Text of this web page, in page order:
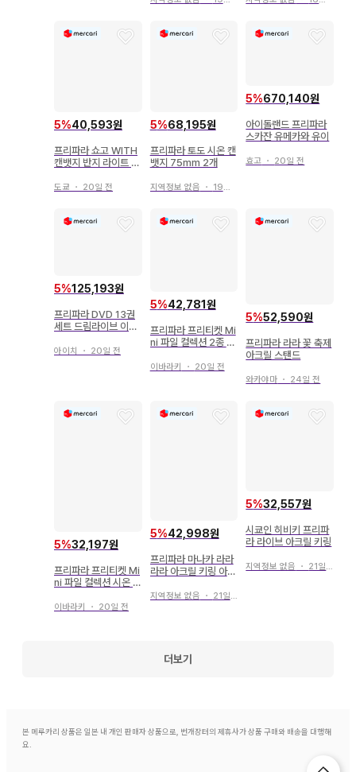
5%40,593원
프리파라 쇼고 WITH
캔뱃지 반지 라이트 엽
도쿄 ・ 20일 전
5%68,195원
프리파라 토도 시온 캔
뱃지 75mm 2개
지역정보 없음 ・ 19일 전
5%670,140원
아이돌랜드 프리파라
스카잔 유메카와 유이
효고 ・ 20일 전
5%125,193원
프리파라 DVD 13권
세트 드림라이브 이벤
아이치 ・ 20일 전
5%42,781원
프리파라 프리티켓 Mi
ni 파일 컬렉션 2종 세
이바라키 ・ 20일 전
5%52,590원
프리파라 라라 꽃 축제
아크릴 스탠드
와카야마 ・ 24일 전
5%32,197원
프리파라 프리티켓 Mi
ni 파일 컬렉션 시온 차
이바라키 ・ 20일 전
5%42,998원
프리파라 마나카 라라
라라 아크릴 키링 아크
지역정보 없음 ・ 21일 전
5%32,557원
시쿄인 히비키 프리파
라 라이브 아크릴 키링
지역정보 없음 ・ 21일 전
더보기
본 메루카리 상품은 일본 내 개인 판매자 상품으로, 번개장터의 제휴사가 상품 구매와 배송을 대행해
요.